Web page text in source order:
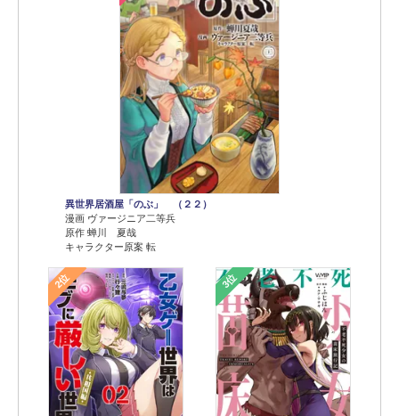
異世界居酒屋「のぶ」 （２２）
漫画 ヴァージニア二等兵
原作 蝉川 夏哉
キャラクター原案 転
2位 3位